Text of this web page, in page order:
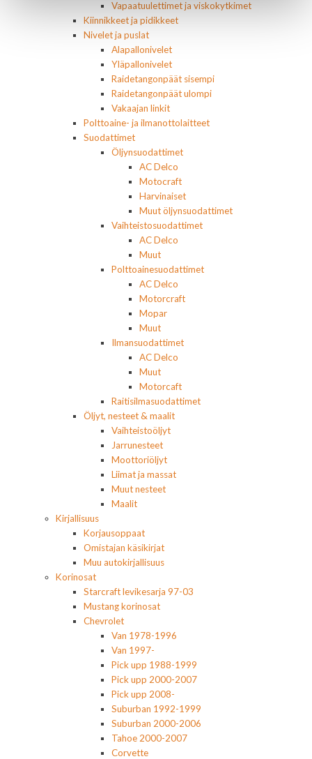
Vapaatuulettimet ja viskokytkimet
Kiinnikkeet ja pidikkeet
Nivelet ja puslat
Alapallonivelet
Yläpallonivelet
Raidetangonpäät sisempi
Raidetangonpäät ulompi
Vakaajan linkit
Polttoaine- ja ilmanottolaitteet
Suodattimet
Öljynsuodattimet
AC Delco
Motocraft
Harvinaiset
Muut öljynsuodattimet
Vaihteistosuodattimet
AC Delco
Muut
Polttoainesuodattimet
AC Delco
Motorcraft
Mopar
Muut
Ilmansuodattimet
AC Delco
Muut
Motorcaft
Raitisilmasuodattimet
Öljyt, nesteet & maalit
Vaihteistoöljyt
Jarrunesteet
Moottoriöljyt
Liimat ja massat
Muut nesteet
Maalit
Kirjallisuus
Korjausoppaat
Omistajan käsikirjat
Muu autokirjallisuus
Korinosat
Starcraft levikesarja 97-03
Mustang korinosat
Chevrolet
Van 1978-1996
Van 1997-
Pick upp 1988-1999
Pick upp 2000-2007
Pick upp 2008-
Suburban 1992-1999
Suburban 2000-2006
Tahoe 2000-2007
Corvette